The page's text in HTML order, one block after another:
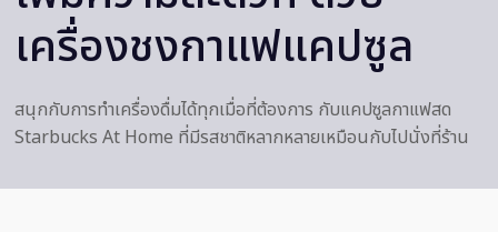
เครื่องชงกาแฟแคปซูล
สนุกกับการทำเครื่องดื่มได้ทุกเมื่อที่ต้องการ กับแคปซูลกาแฟสด
Starbucks At Home ที่มีรสชาติหลากหลายเหมือนกับไปนั่งที่ร้าน